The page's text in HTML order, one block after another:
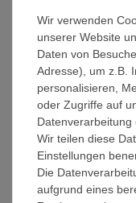
Wir verwenden
unserer Website
Daten von
Adresse), um z.B.
personalisieren,
oder Zugriffe auf
Datenverarbeitung
Wir teilen diese
Einstellungen
Die
aufgrund eines